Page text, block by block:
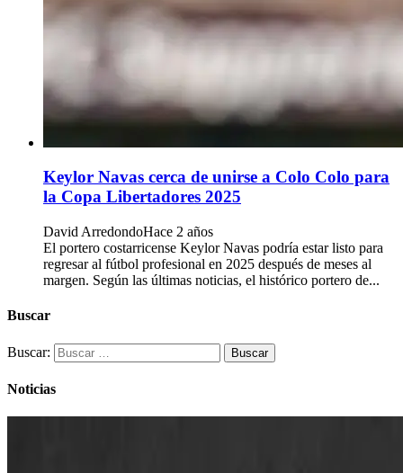
Keylor Navas cerca de unirse a Colo Colo para
la Copa Libertadores 2025
David ArredondoHace 2 años
El portero costarricense Keylor Navas podría estar listo para
regresar al fútbol profesional en 2025 después de meses al
margen. Según las últimas noticias, el histórico portero de...
Buscar
Buscar:
Noticias